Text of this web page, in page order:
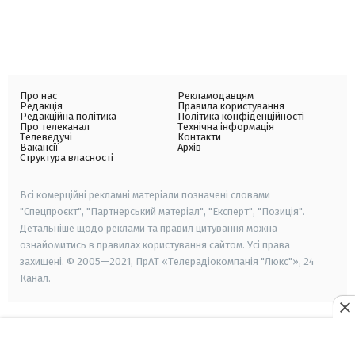
Про нас
Редакція
Редакційна політика
Про телеканал
Телеведучі
Вакансії
Структура власності
Рекламодавцям
Правила користування
Політика конфіденційності
Технічна інформація
Контакти
Архів
Всі комерційні рекламні матеріали позначені словами
"Спецпроєкт", "Партнерський матеріал", "Експерт", "Позиція".
Детальніше щодо реклами та правил цитування можна
ознайомитись в правилах користування сайтом. Усі права
захищені. © 2005—2021, ПрАТ «Телерадіокомпанія "Люкс"», 24
Канал.